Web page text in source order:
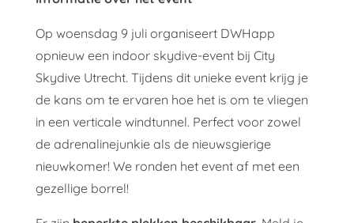
Op woensdag 9 juliorganiseert DWHapp
opnieuw een indoor skydive-event bij City
Skydive Utrecht. Tijdens dit unieke event krijg je
de kans om te ervaren hoe het is om te vliegen
in een verticale windtunnel. Perfect voor zowel
de adrenalinejunkie als de nieuwsgierige
nieuwkomer! We ronden het event af met een
gezellige borrel!